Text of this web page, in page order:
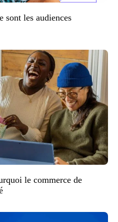
sont les audiences
le commerce de